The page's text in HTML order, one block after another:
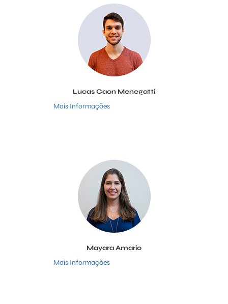
Lucas Caon Menegatti
Mais Informações
Mayara Amario
Mais Informações